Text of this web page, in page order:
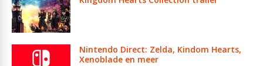
Nintendo Direct: Zelda, Kindom Hearts,
Xenoblade en meer